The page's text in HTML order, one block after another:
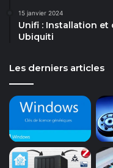
15 janvier 2024
Unifi : Installation et
Ubiquiti
Les derniers articles